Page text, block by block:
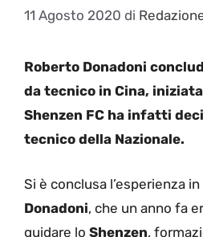
11 Agosto 2020 di
Roberto Donadoni
da tecnico in Cina,
Shenzen FC ha infatti
tecnico della Nazionale.
Si è conclusa l’esperienza in
Donadoni, che un anno fa
guidare lo Shenzen,